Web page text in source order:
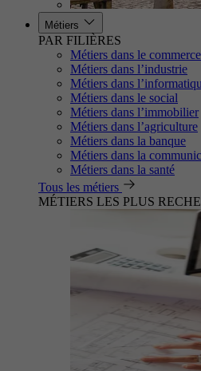
Métiers
PAR FILIÈRES
Métiers dans le commerce
Métiers dans l’industrie
Métiers dans
Métiers dans le social
Métiers dans l’immobilier
Métiers dans l’agriculture
Métiers dans la banque
Métiers dans la
Métiers dans la santé
Tous les métiers
MÉTIERS LES PLUS